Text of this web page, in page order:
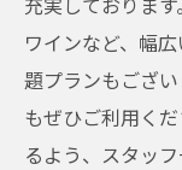
ワインなど、幅
題プランもござ
もぜひご利用く
るよう、スタッ